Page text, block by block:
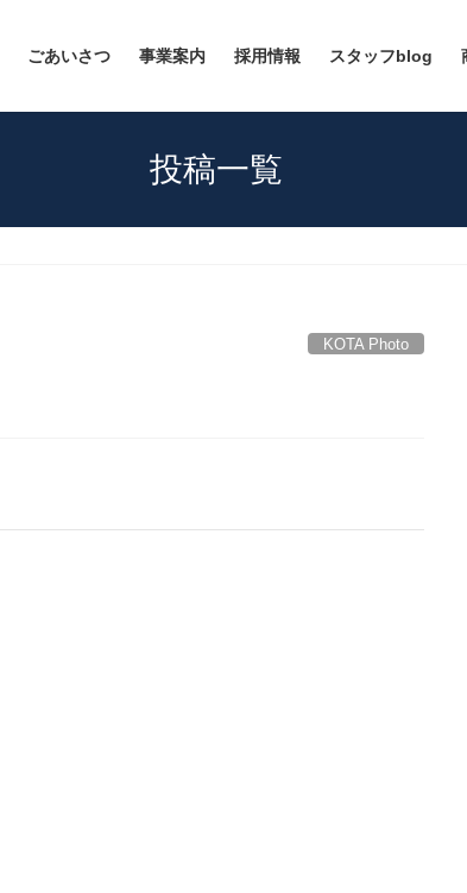
ごあいさつ 事業案内 採用情報 スタッフblog
投稿一覧
KOTA Photo